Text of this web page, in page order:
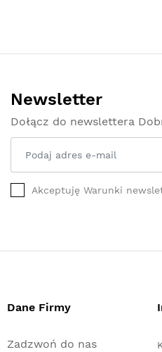
Newsletter
Dołącz do newslettera
Akceptuję Warunki
Dane Firmy
Zadzwoń do nas